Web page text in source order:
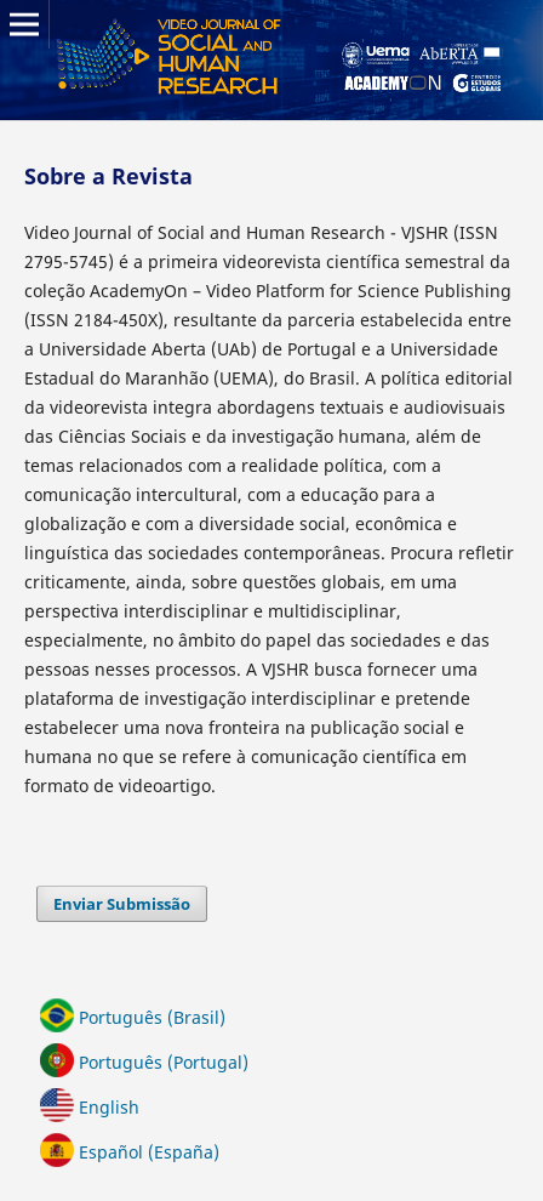
Sobre a Revista
Video Journal of Social and Human Research - VJSHR (ISSN
2795-5745) é a primeira videorevista científica semestral da
coleção AcademyOn – Video Platform for Science Publishing
(ISSN 2184-450X), resultante da parceria estabelecida entre
a Universidade Aberta (UAb) de Portugal e a Universidade
Estadual do Maranhão (UEMA), do Brasil. A política editorial
da videorevista integra abordagens textuais e audiovisuais
das Ciências Sociais e da investigação humana, além de
temas relacionados com a realidade política, com a
comunicação intercultural, com a educação para a
globalização e com a diversidade social, econômica e
linguística das sociedades contemporâneas. Procura refletir
criticamente, ainda, sobre questões globais, em uma
perspectiva interdisciplinar e multidisciplinar,
especialmente, no âmbito do papel das sociedades e das
pessoas nesses processos. A VJSHR busca fornecer uma
plataforma de investigação interdisciplinar e pretende
estabelecer uma nova fronteira na publicação social e
humana no que se refere à comunicação científica em
formato de videoartigo.
Enviar Submissão
Português (Brasil)
Português (Portugal)
English
Español (España)